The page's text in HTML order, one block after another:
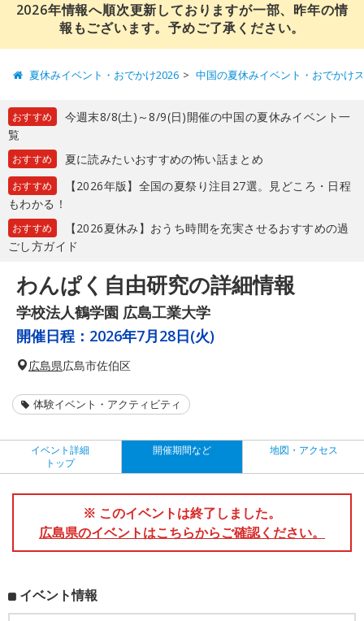
2026年情報へ順次更新しておりますが一部、昨年の情
報もございます。予めご了承ください。
夏休みイベント・おでかけ2026 中国の夏休みイベント・おでかけ
おすすめ
今週末8/8(土)～8/9(日)開催の中国の夏休みイベント一
覧
おすすめ 夏に読みたいおすすめの怖い話まとめ
おすすめ
【2026年版】全国の夏祭り注目27選。見どころ・日程
もわかる！
おすすめ
【2026夏休み】おうち時間を充実させるおすすめの過
ごし方ガイド
わんぱく自由研究の詳細情報
学校法人鶴学園 広島工業大学
開催日程： 2026年7月28日(火)
広島県広島市佐伯区
体験イベント・アクティビティ
イベント詳細
トップ
開催期間など 地図・アクセス
※ このイベントは終了しました。
広島県のイベントはこちらからご確認ください。
イベント情報